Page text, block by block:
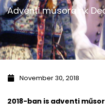
Adventi műsoraink
November 30, 2018
2018-ban is adventi